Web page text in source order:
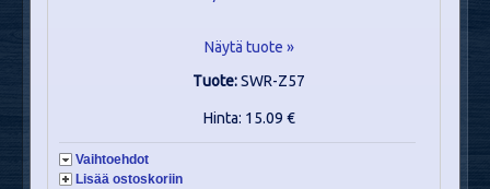
Näytä tuote »
Tuote:SWR-Z57
Hinta: 15.09 €
Vaihtoehdot
Lisää ostoskoriin